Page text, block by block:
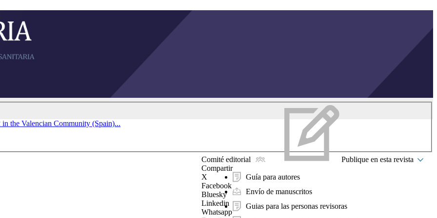
Comité editorial Publique en esta revista
Guía para autores
Envío de manuscritos
Guias para las personas revisoras
Compartir
X
Facebook
Bluesky
Linkedin
Whatsapp
the Valencian Community (Spain)...